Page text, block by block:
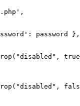
password },